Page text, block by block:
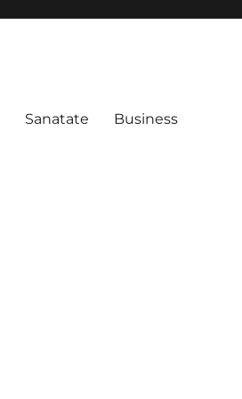
Sanatate Business